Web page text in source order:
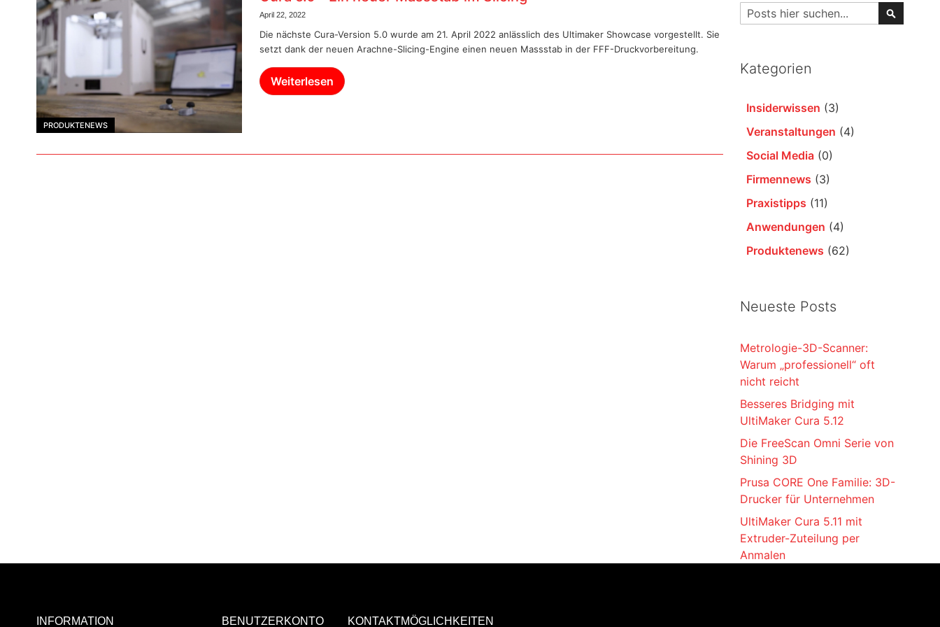
PRODUKTENEWS
April 22, 2022
Die nächste Cura-Version 5.0 wurde am 21. April 2022 anlässlich des Ultimaker Showcase vorgestellt. Sie
setzt dank der neuen Arachne-Slicing-Engine einen neuen Massstab in der FFF-Druckvorbereitung.
Weiterlesen
Suche
Kategorien
Insiderwissen (3)
Veranstaltungen (4)
Social Media (0)
Firmennews (3)
Praxistipps (11)
Anwendungen (4)
Produktenews (62)
Neueste Posts
Metrologie-3D-Scanner:
Warum „professionell“ oft
nicht reicht
Besseres Bridging mit
UltiMaker Cura 5.12
Die FreeScan Omni Serie von
Shining 3D
Prusa CORE One Familie: 3D-
Drucker für Unternehmen
UltiMaker Cura 5.11 mit
Extruder-Zuteilung per
Anmalen
INFORMATION BENUTZERKONTO KONTAKTMÖGLICHKEITEN